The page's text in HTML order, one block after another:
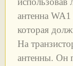
антенна
которая
На
антенны. Он